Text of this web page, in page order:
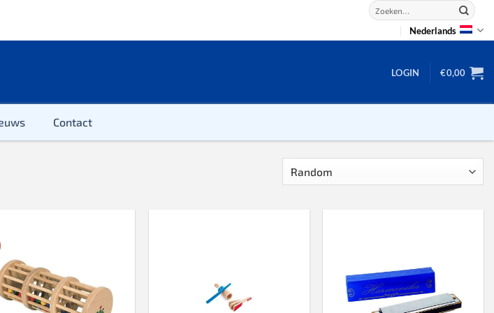
Zoeken
naar:
Nederlands
LOGIN €0,00
dobbel
domino
Contact